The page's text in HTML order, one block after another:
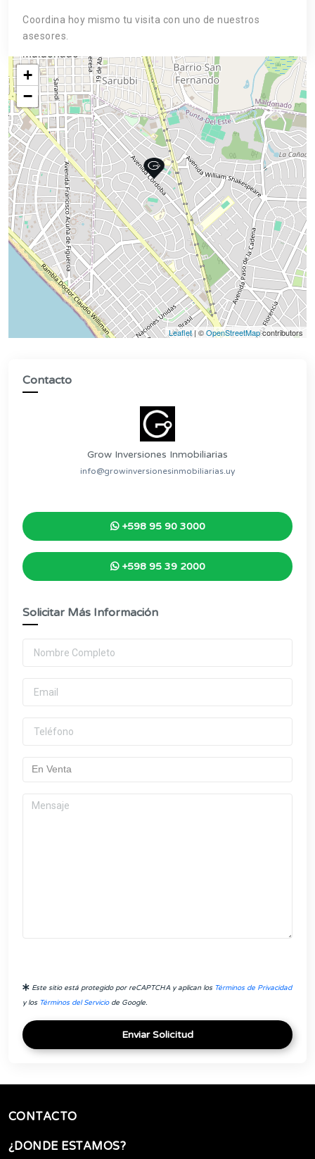
Coordina hoy mismo tu visita con uno de nuestros
asesores.
+
−
Leaflet| ©OpenStreetMapcontributors
Contacto
Grow Inversiones Inmobiliarias
info@growinversionesinmobiliarias.uy
+598 95 90 3000
+598 95 39 2000
Solicitar Más Información
Este sitio está protegido por reCAPTCHA y aplican los Términos de Privacidad
y los Términos del Serviciode Google.
Enviar Solicitud
CONTACTO
¿DONDE ESTAMOS?